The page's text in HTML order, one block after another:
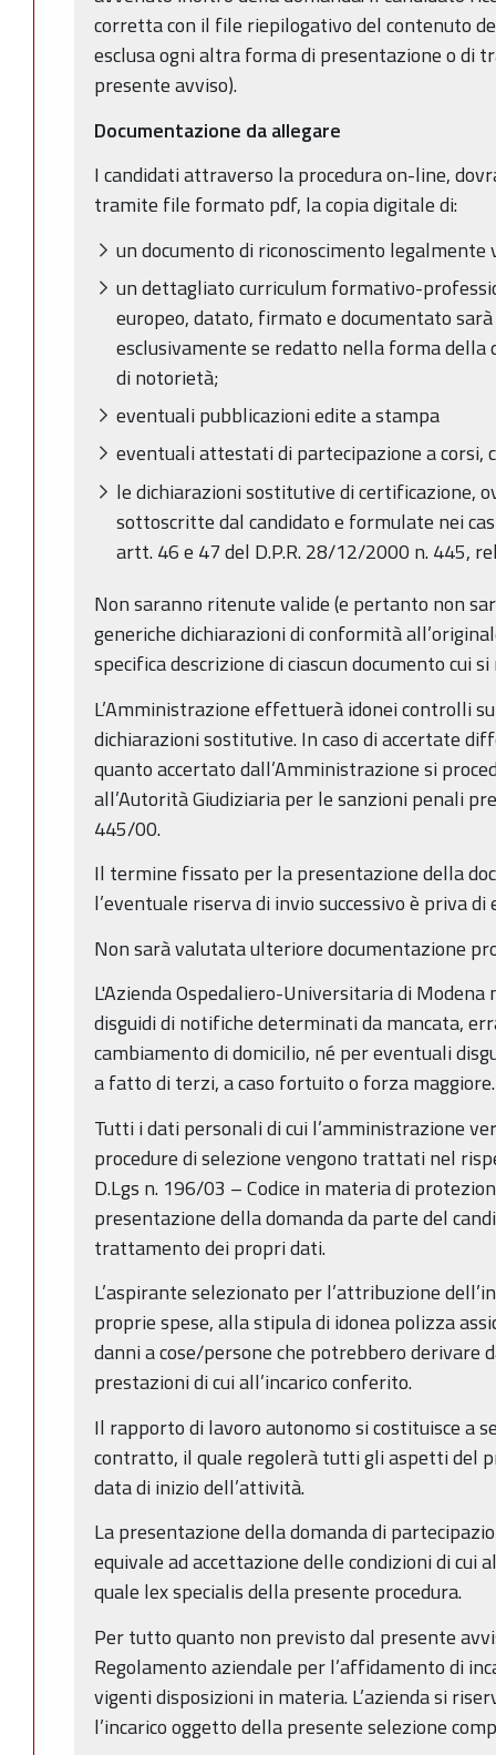
corretta con il file riepilogativo del contenuto
esclusa ogni altra forma di presentazione o di
presente avviso).
Documentazione da allegare
I candidati attraverso la procedura on-line,
tramite file formato pdf, la copia digitale di:
un documento di riconoscimento legalmente
un dettagliato curriculum formativo-
europeo, datato, firmato e documentato
esclusivamente se redatto nella forma
di notorietà;
eventuali pubblicazioni edite a stampa
eventuali attestati di partecipazione a corsi,
le dichiarazioni sostitutive di certificazione,
sottoscritte dal candidato e formulate nei
artt. 46 e 47 del D.P.R. 28/12/2000 n. 445,
Non saranno ritenute valide (e pertanto non
generiche dichiarazioni di conformità
specifica descrizione di ciascun documento cui
L’Amministrazione effettuerà idonei controlli
dichiarazioni sostitutive. In caso di accertate
quanto accertato dall’Amministrazione si
all’Autorità Giudiziaria per le sanzioni penali
445/00.
Il termine fissato per la presentazione della
l’eventuale riserva di invio successivo è priva
Non sarà valutata ulteriore documentazione
L'Azienda Ospedaliero-Universitaria di
disguidi di notifiche determinati da mancata,
cambiamento di domicilio, né per eventuali
a fatto di terzi, a caso fortuito o forza maggiore.
Tutti i dati personali di cui l’amministrazione
procedure di selezione vengono trattati nel
D.Lgs n. 196/03 – Codice in materia di
presentazione della domanda da parte del
trattamento dei propri dati.
L’aspirante selezionato per l’attribuzione
proprie spese, alla stipula di idonea polizza
danni a cose/persone che potrebbero derivare
prestazioni di cui all’incarico conferito.
Il rapporto di lavoro autonomo si costituisce a
contratto, il quale regolerà tutti gli aspetti del
data di inizio dell’attività.
La presentazione della domanda di
equivale ad accettazione delle condizioni di cui
quale lex specialis della presente procedura.
Per tutto quanto non previsto dal presente
Regolamento aziendale per l’affidamento di
vigenti disposizioni in materia. L’azienda si
l’incarico oggetto della presente selezione